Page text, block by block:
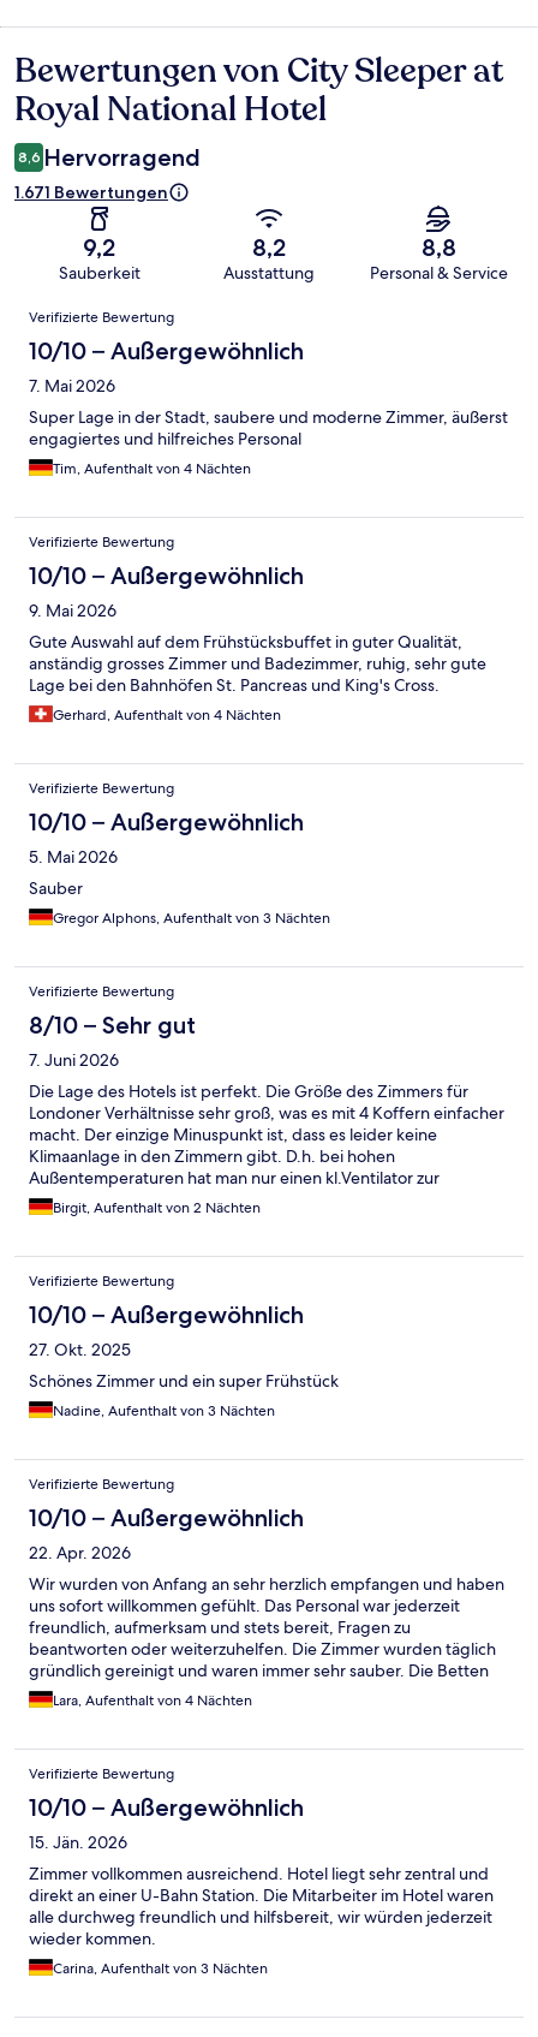
Bewertungen
Bewertungen von City Sleeper at
Royal National Hotel
8,6 Hervorragend
1.671 Bewertungen
9,2
Sauberkeit
8,2
Ausstattung
8,8
Personal & Service
Bewertungen
Verifizierte Bewertung
10/10 – Außergewöhnlich
7. Mai 2026
Super Lage in der Stadt, saubere und moderne Zimmer, äußerst
engagiertes und hilfreiches Personal
Tim, Aufenthalt von 4 Nächten
Verifizierte Bewertung
10/10 – Außergewöhnlich
9. Mai 2026
Gute Auswahl auf dem Frühstücksbuffet in guter Qualität,
anständig grosses Zimmer und Badezimmer, ruhig, sehr gute
Lage bei den Bahnhöfen St. Pancreas und King's Cross.
Gerhard, Aufenthalt von 4 Nächten
Verifizierte Bewertung
10/10 – Außergewöhnlich
5. Mai 2026
Sauber
Gregor Alphons, Aufenthalt von 3 Nächten
Verifizierte Bewertung
8/10 – Sehr gut
7. Juni 2026
Die Lage des Hotels ist perfekt. Die Größe des Zimmers für
Londoner Verhältnisse sehr groß, was es mit 4 Koffern einfacher
macht. Der einzige Minuspunkt ist, dass es leider keine
Klimaanlage in den Zimmern gibt. D.h. bei hohen
Außentemperaturen hat man nur einen kl.Ventilator zur
Verfügung, was nicht immer ausreicht. Dementsprechend
würden wir das Hotel wieder buchen, aber nur in kühleren
Birgit, Aufenthalt von 2 Nächten
Verifizierte Bewertung
10/10 – Außergewöhnlich
27. Okt. 2025
Schönes Zimmer und ein super Frühstück
Nadine, Aufenthalt von 3 Nächten
Verifizierte Bewertung
10/10 – Außergewöhnlich
22. Apr. 2026
Wir wurden von Anfang an sehr herzlich empfangen und haben
uns sofort willkommen gefühlt. Das Personal war jederzeit
freundlich, aufmerksam und stets bereit, Fragen zu
beantworten oder weiterzuhelfen. Die Zimmer wurden täglich
gründlich gereinigt und waren immer sehr sauber. Die Betten
waren ausgesprochen bequem, sodass wir jede Nacht sehr gut
schlafen konnten. Auch die Lage hat uns überzeugt: eine sehr
an den ÖPNV. Insgesamt haben wir unseren Aufenthalt sehr
genossen und würden das Hotel definitiv weiterempfehlen.
Lara, Aufenthalt von 4 Nächten
Verifizierte Bewertung
10/10 – Außergewöhnlich
15. Jän. 2026
Zimmer vollkommen ausreichend. Hotel liegt sehr zentral und
direkt an einer U-Bahn Station. Die Mitarbeiter im Hotel waren
alle durchweg freundlich und hilfsbereit, wir würden jederzeit
wieder kommen.
Carina, Aufenthalt von 3 Nächten